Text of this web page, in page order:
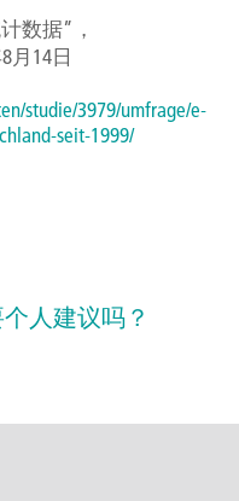
数据”，
月14日
studie/3979/umfrage/e-
seit-1999/
人建议吗？